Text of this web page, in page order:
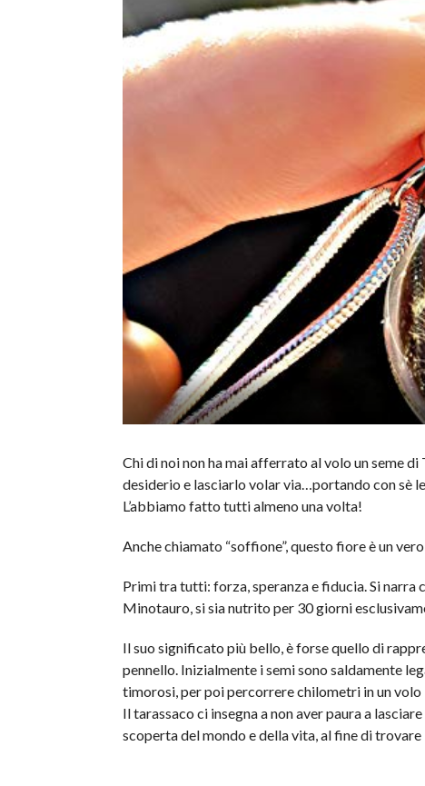
Chi di noi non ha mai afferrato al volo un seme
desiderio e lasciarlo volar via…portando con sè
L’abbiamo fatto tutti almeno una volta!
Anche chiamato “soffione”, questo fiore è un
Primi tra tutti: forza, speranza e fiducia. Si
Minotauro, si sia nutrito per 30 giorni
Il suo significato più bello, è forse quello di
pennello. Inizialmente i semi sono saldamente
timorosi, per poi percorrere chilometri in un
Il tarassaco ci insegna a non aver paura a
scoperta del mondo e della vita, al fine di